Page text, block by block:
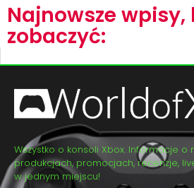
Najnowsze
zobaczyć:
Wszystko o konsoli Xbox. Informacje o
produkcjach, promocjach, recenzje,
w jednym miejscu!